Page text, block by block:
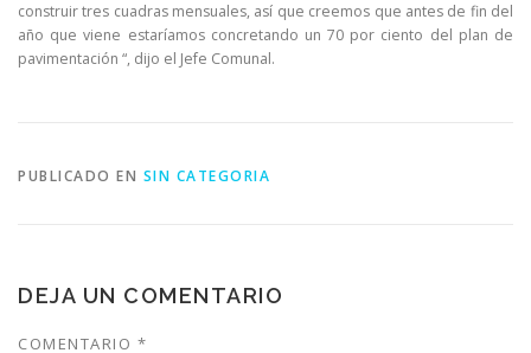
construir tres cuadras mensuales, así que creemos que antes de fin del
año que viene estaríamos concretando un 70 por ciento del plan de
pavimentación “, dijo el Jefe Comunal.
PUBLICADO EN SIN CATEGORIA
DEJA UN COMENTARIO
COMENTARIO *